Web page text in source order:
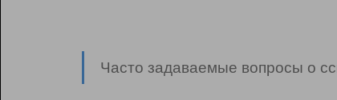
Часто задаваемые вопросы о